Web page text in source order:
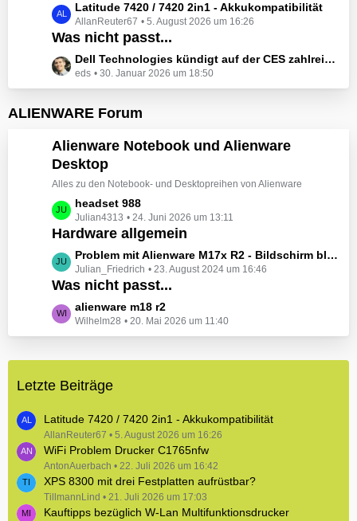
g
e
i
r
ä
g
e
B
i
ä
e
L
e
t
z
t
e
e
t
r
ä
g
e
Latitude 7420 / 7420 2in1 - Akkukompatibilität
AllanReuter67 5. August 2026 um 16:26
Was nicht passt...
L
e
t
z
e
B
e
i
t
r
ä
g
e
Dell Technologies kündigt auf der CES zahlreiche Alienware-Neuheiten an
eds 30. Januar 2026 um 18:50
ALIENWARE Forum
Alienware Notebook und Alienware
Desktop
Alles zu den Notebook- und Desktopreihen von Alienware
L
e
t
z
t
e
e
r
g
headset 988
Julian4313 24. Juni 2026 um 13:11
Hardware allgemein
L
e
t
z
t
e
i
ä
g
e
Problem mit Alienware M17x R2 - Bildschirm bleibt schwarz beim Start
Julian_Friedrich 23. August 2024 um 16:46
Was nicht passt...
L
e
t
e
e
i
t
r
ä
g
e
alienware m18 r2
Wilhelm28 20. Mai 2026 um 11:40
Letzte Beiträge
Latitude 7420 / 7420 2in1 - Akkukompatibilität
AllanReuter67 5. August 2026 um 16:26
WiFi Problem Drucker C1765nfw
AntonAuerbach 22. Juli 2026 um 16:42
XPS 8300 mit drei Festplatten aufrüstbar?
TillmannLind 21. Juli 2026 um 17:03
Kauftipps bezüglich W-Lan Multifunktionsdrucker